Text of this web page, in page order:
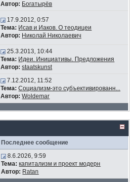
Автор: Богатырёв
17.9.2012, 0:57
Тема: Исав и Иаков. О теодицеи
Автор: Николай Николаевич
25.3.2013, 10:44
Тема: Идеи. Инициативы. Предложения
Автор: staatskunst
7.12.2012, 11:52
Тема: Социализм-это субъективированн...
Автор: Woldemar
Последнее сообщение
8.6.2026, 9:59
Тема: капитализм и проект модерн
Автор: Ratan